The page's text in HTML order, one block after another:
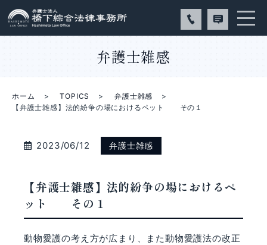
弁護士雑感
ホーム TOPICS
弁護士雑感
【弁護士雑感】法的紛争の場におけるペット その１
2023/06/12 弁護士雑感
【弁護士雑感】法的紛争の場におけるペ
ット その１
動物愛護の考え方が広まり、また動物愛護法の改正